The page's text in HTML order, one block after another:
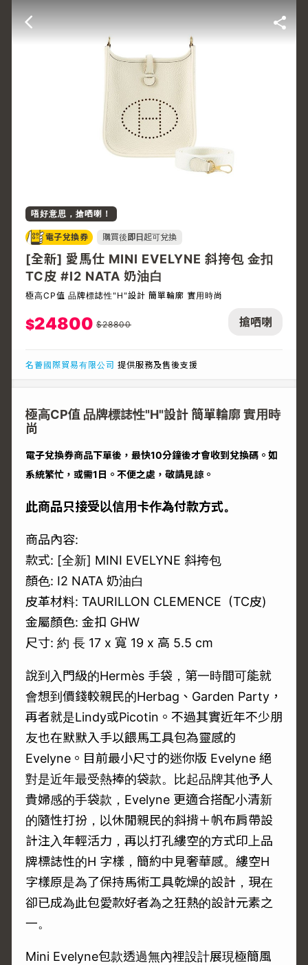
搶哂喇
唔好意思，搶哂喇！
電子兌換券 購買後即日起可兌換
[全新] 愛馬仕 MINI EVELYNE 斜挎包 金扣
TC皮 #I2 NATA 奶油白
極高CP值 品牌標誌性"H"設計 簡單輪廓 實用時尚
$24800 $28800
名薈國際貿易有限公司 提供服務及售後支援
極高CP值 品牌標誌性"H"設計 簡單輪廓 實用時
尚
電子兌換券商品下單後，最快10分鐘後才會收到兌換碼。如
系統繁忙，或需1日。不便之處，敬請見諒。
此商品只接受以信用卡作為付款方式。
商品內容:
款式: [全新] MINI EVELYNE 斜挎包
顏色: I2 NATA 奶油白
皮革材料: TAURILLON CLEMENCE (TC皮)
金屬顏色: 金扣 GHW
尺寸: 約 長 17 x 寬 19 x 高 5.5 cm
說到入門級的Hermès 手袋，第一時間可能就
會想到價錢較親民的Herbag、Garden Party，
再者就是Lindy或Picotin。不過其實近年不少朋
友也在默默入手以餵馬工具包為靈感的
Evelyne。目前最小尺寸的迷你版 Evelyne 絕
對是近年最受熱捧的袋款。比起品牌其他予人
貴婦感的手袋款，Evelyne 更適合搭配小清新
的隨性打扮，以休閒親民的斜揹＋帆布肩帶設
計注入年輕活力，再以打孔縷空的方式印上品
牌標誌性的H 字樣，簡約中見奢華感。縷空H
字樣原是為了保持馬術工具乾燥的設計，現在
卻已成為此包愛款好者為之狂熱的設計元素之
一。
Mini Evelyne包款透過無內裡設計展現極簡風